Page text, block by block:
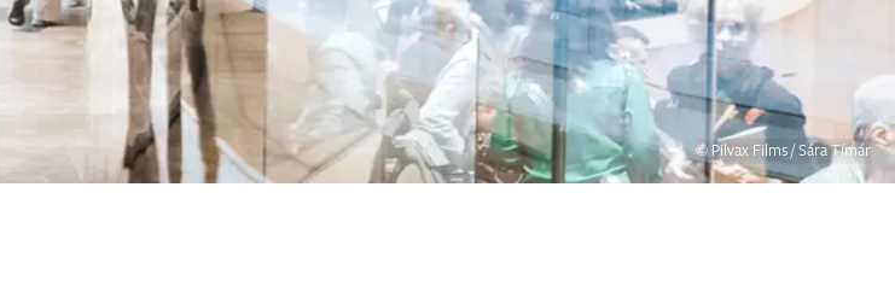
© Pilvax Films / Sára Tímár